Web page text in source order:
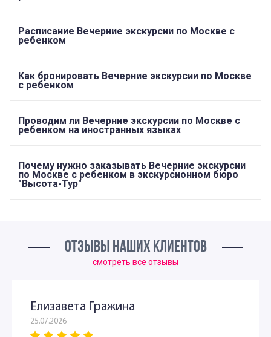
Расписание Вечерние экскурсии по Москве с
ребенком
Как бронировать Вечерние экскурсии по Москве
с ребенком
Проводим ли Вечерние экскурсии по Москве с
ребенком на иностранных языках
Почему нужно заказывать Вечерние экскурсии
по Москве с ребенком в экскурсионном бюро
"Высота-Тур"
ОТЗЫВЫ НАШИХ КЛИЕНТОВ
смотреть все отзывы
Елизавета Гражина
25.07.2026